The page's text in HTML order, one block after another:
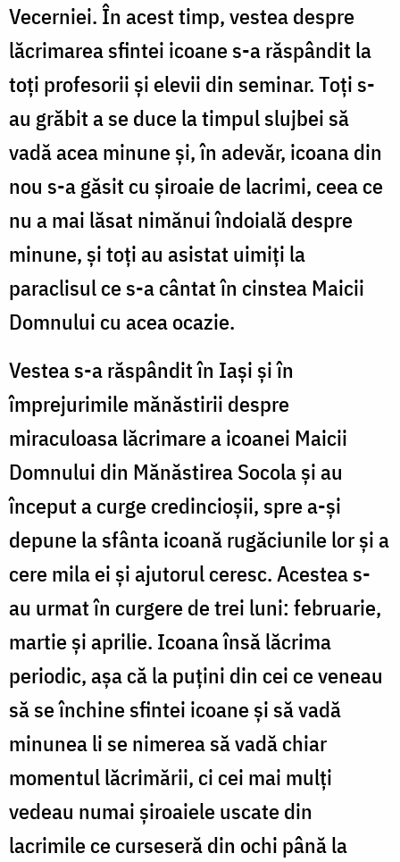
Vecerniei. În acest timp, vestea despre
lăcrimarea sfintei icoane s-a răspândit la
toţi profesorii şi elevii din seminar. Toţi s-
au grăbit a se duce la timpul slujbei să
vadă acea minune şi, în adevăr, icoana din
nou s-a găsit cu şiroaie de lacrimi, ceea ce
nu a mai lăsat nimănui îndoială despre
minune, şi toţi au asistat uimiţi la
paraclisul ce s-a cântat în cinstea Maicii
Domnului cu acea ocazie.
Vestea s-a răspândit în Iaşi şi în
împrejurimile mănăstirii despre
miraculoasa lăcrimare a icoanei Maicii
Domnului din Mănăstirea Socola şi au
început a curge credincioşii, spre a-şi
depune la sfânta icoană rugăciunile lor şi a
cere mila ei şi ajutorul ceresc. Acestea s-
au urmat în curgere de trei luni: februarie,
martie şi aprilie. Icoana însă lăcrima
periodic, aşa că la puţini din cei ce veneau
să se închine sfintei icoane şi să vadă
minunea li se nimerea să vadă chiar
momentul lăcrimării, ci cei mai mulţi
vedeau numai şiroaiele uscate din
lacrimile ce curseseră din ochi până la